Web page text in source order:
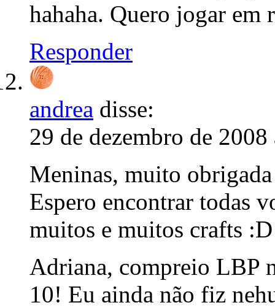
hahaha. Quero jogar em
Responder
andrea disse:
29 de dezembro de 2008
Meninas, muito
Espero encontrar todas
muitos e muitos crafts :D
Adriana, compreio LBP
10! Eu ainda não fiz